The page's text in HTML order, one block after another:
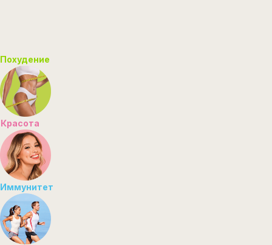
ORGANIC COFFEE — это
натуральный кофе
из зерен 100% арабики,
выращенной в Бразилии,
и уникальный суперфуд
Похудение
Красота
Иммунитет